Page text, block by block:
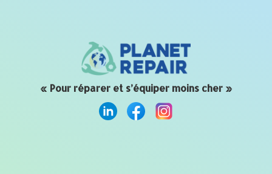
« Pour réparer et s’équiper moins cher »